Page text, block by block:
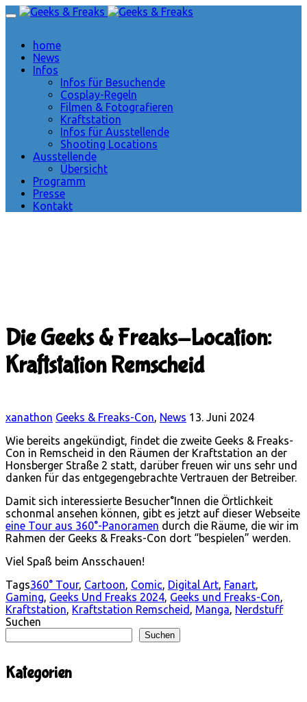
home
News
Infos
Infos für Besuchende
Cosplay-Regeln
Filmen & Fotografieren
Kraftstation
Infos für Ausstellende
Shooting Locations
Ausstellende
Übersicht
Programm
Presse
Kontakt
Die Geeks & Freaks-Location:
Kraftstation Remscheid
xanathon Geeks & Freaks-Con, News 13. Juni 2024
Wie bereits angekündigt, findet die zweite Geeks & Freaks-
Con in Remscheid in den Räumen der Kraftstation an der
Honsberger Straße 2 statt, darüber freuen wir uns sehr und
danken für das entgegengebrachte Vertrauen der Betreiber.
Damit sich interessierte Besucher°Innen die Örtlichkeit
schonmal ansehen können, gibt es jetzt auf dieser Webseite
eine Tour aus 360°-Panoramen durch die Räume, die wir im
Rahmen der Geeks & Freaks-Con dort “bespielen” werden.
Viel Spaß beim Ansschauen!
Tags360° Tour, Cartoon, Comic, Digital Art, Fanart,
Gaming, Geeks Und Freaks 2024, Geeks und Freaks-Con,
Kraftstation, Kraftstation Remscheid , Manga, Nerdstuff
Suchen
Suchen
Kategorien